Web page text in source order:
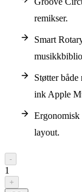
remikser.
Smart
Støtter
ink Apple
Ergonomisk
layout.
-
1
+